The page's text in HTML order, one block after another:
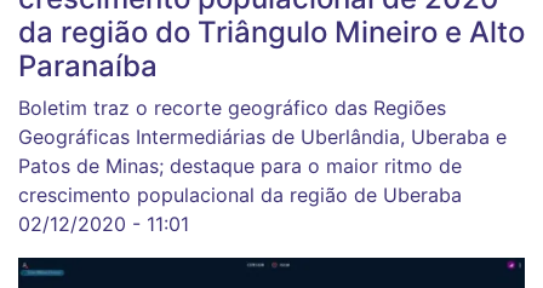
da região do Triângulo Mineiro e Alto
Paranaíba
Boletim traz o recorte geográfico das Regiões
Geográficas Intermediárias de Uberlândia, Uberaba e
Patos de Minas; destaque para o maior ritmo de
crescimento populacional da região de Uberaba
02/12/2020 - 11:01